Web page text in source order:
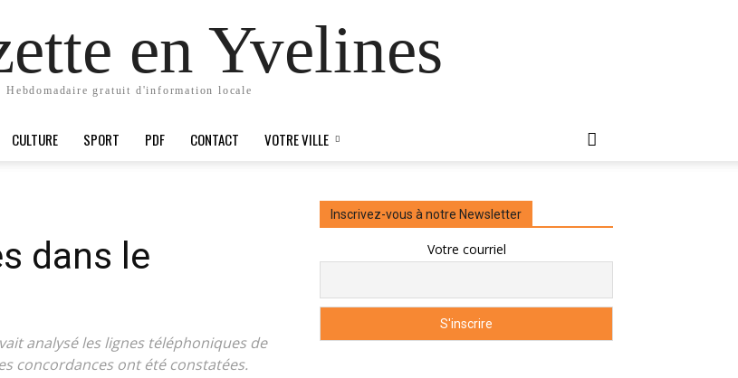
en Yvelines
Hebdomadaire gratuit d'information locale
CULTURE SPORT PDF CONTACT VOTRE VILLE
dans le
analysé les lignes téléphoniques de
concordances ont été constatées.
Inscrivez-vous à notre Newsletter
Votre courriel